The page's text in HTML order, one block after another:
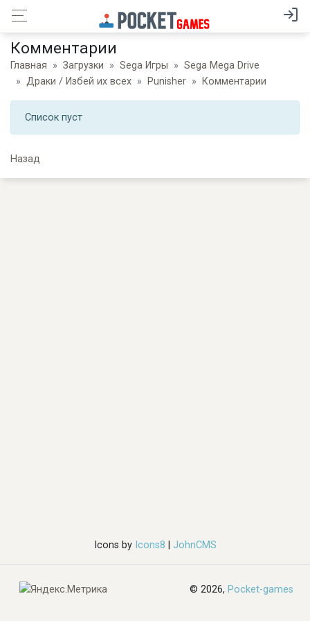
Комментарии
Главная Загрузки Sega Игры
Sega Mega Drive
Драки / Избей их всех
Punisher Комментарии
Список пуст
Назад
Icons byIcons8 JohnCMS
© 2026, Pocket-games